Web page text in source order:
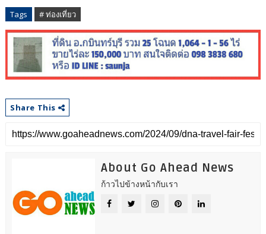
Tags # ท่องเที่ยว
Share This
About Go Ahead News
ก้าวไปข้างหน้ากับเรา